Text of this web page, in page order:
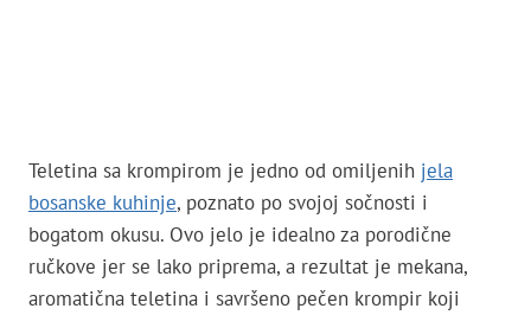
Teletina sa krompirom je jedno od omiljenih jela
bosanske kuhinje, poznato po svojoj sočnosti i
bogatom okusu. Ovo jelo je idealno za porodične
ručkove jer se lako priprema, a rezultat je mekana,
aromatična teletina i savršeno pečen krompir koji